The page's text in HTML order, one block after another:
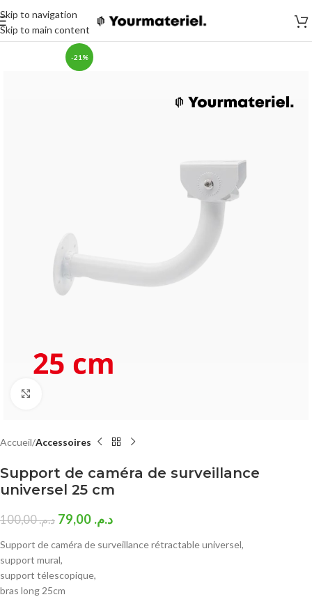
Skip to navigation
Skip to main content
-21%
Accueil Accessoires
Support de caméra de surveillance
universel 25 cm
د.م.100,00 د.م.
Support de caméra de surveillance rétractable universel,
support mural,
support télescopique,
bras long 25cm